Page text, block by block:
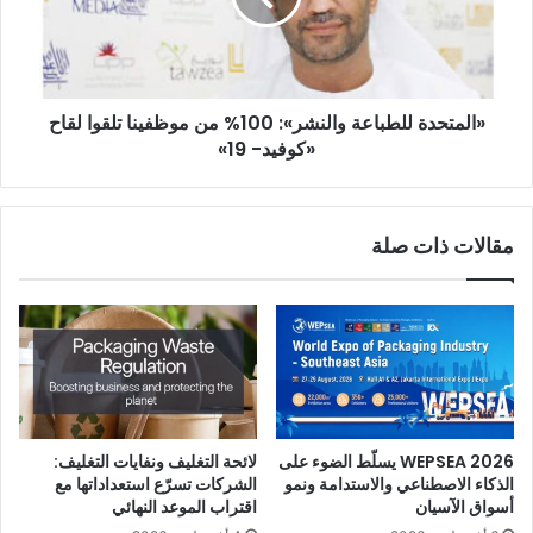
موظفينا
لقاح
«كوفيد-
«المتحدة للطباعة والنشر»: 100% من موظفينا تلقوا لقاح
«كوفيد- 19»
مقالات ذات صلة
WEPSEA 2026 يسلّط الضوء على
الذكاء الاصطناعي والاستدامة ونمو
أسواق الآسيان
لائحة التغليف ونفايات التغليف:
الشركات تسرّع استعداداتها مع
اقتراب الموعد النهائي